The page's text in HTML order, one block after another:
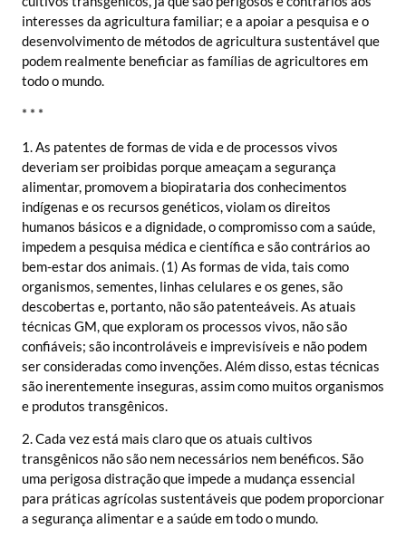
interesses da agricultura familiar; e a apoiar a pesquisa e o
desenvolvimento de métodos de agricultura sustentável que
podem realmente beneficiar as famílias de agricultores em
todo o mundo.
* * *
1. As patentes de formas de vida e de processos vivos
deveriam ser proibidas porque ameaçam a segurança
alimentar, promovem a biopirataria dos conhecimentos
indígenas e os recursos genéticos, violam os direitos
humanos básicos e a dignidade, o compromisso com a saúde,
impedem a pesquisa médica e científica e são contrários ao
bem-estar dos animais. (1) As formas de vida, tais como
organismos, sementes, linhas celulares e os genes, são
descobertas e, portanto, não são patenteáveis. As atuais
técnicas GM, que exploram os processos vivos, não são
confiáveis; são incontroláveis e imprevisíveis e não podem
ser consideradas como invenções. Além disso, estas técnicas
são inerentemente inseguras, assim como muitos organismos
e produtos transgênicos.
2. Cada vez está mais claro que os atuais cultivos
transgênicos não são nem necessários nem benéficos. São
uma perigosa distração que impede a mudança essencial
para práticas agrícolas sustentáveis que podem proporcionar
a segurança alimentar e a saúde em todo o mundo.